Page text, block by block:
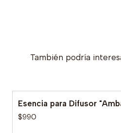
También podría
Esencia para Difusor
$990